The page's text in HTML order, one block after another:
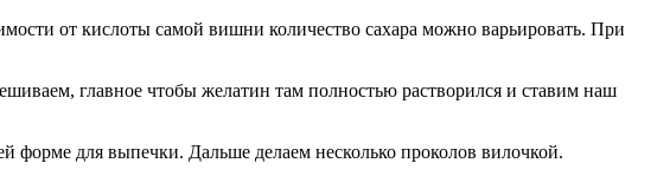
от кислоты самой вишни количество сахара можно варьировать. При
главное чтобы желатин там полностью растворился и ставим наш
форме для выпечки. Дальше делаем несколько проколов вилочкой.